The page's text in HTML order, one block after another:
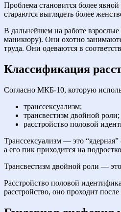
Проблема становится более
стараются выглядеть более
В дальнейшем на работе
маникюру). Они охотно
труда. Они одеваются в
Классификация
Согласно МКБ-10, которую
транссексуализм;
трансвестизм двойной роли;
расстройство половой
Транссексуализм — это
а его пик приходится на
Трансвестизм двойной роли —
Расстройство половой
расстройство, оно проходит